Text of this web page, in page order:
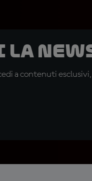
la
a contenuti